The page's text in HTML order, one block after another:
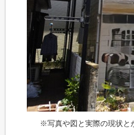
※写真や図と実際の現状と